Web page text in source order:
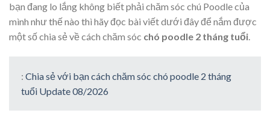
bạn đang lo lắng không biết phải chăm sóc chú Poodle của
mình như thế nào thì hãy đọc bài viết dưới đây để nắm được
một số chia sẻ về cách chăm sóc chó poodle 2 tháng tuổi.
: Chia sẻ với bạn cách chăm sóc chó poodle 2 tháng
tuổi Update 08/2026